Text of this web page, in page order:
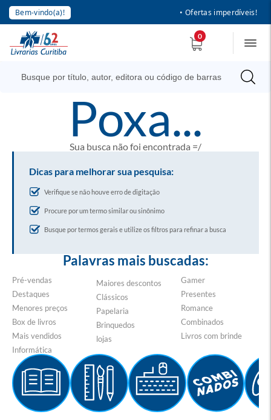
Bem-vindo(a)! • Ofertas imperdíveis!
0
poxa...
Sua busca não foi encontrada =/
Dicas para melhorar sua pesquisa:
Verifique se não houve erro de digitação
Procure por um termo similar ou sinônimo
Busque por termos gerais e utilize os filtros para refinar a busca
Palavras mais buscadas:
Pré-vendas
Destaques
Menores preços
Box de livros
Mais vendidos
Informática
Maiores descontos
Clássicos
Papelaria
Brinquedos
lojas
Gamer
Presentes
Romance
Combinados
Livros com brinde